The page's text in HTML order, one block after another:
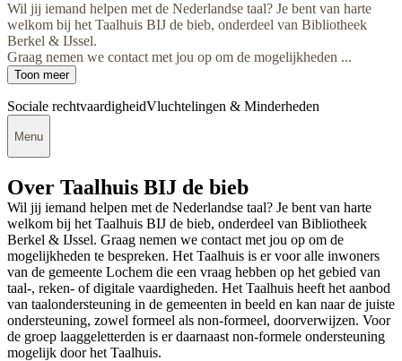
Wil jij iemand helpen met de Nederlandse taal? Je bent van harte
welkom bij het Taalhuis BIJ de bieb, onderdeel van Bibliotheek
Berkel & IJssel.
Graag nemen we contact met jou op om de mogelijkheden ...
Toon meer
Sociale rechtvaardigheidVluchtelingen & Minderheden
Menu
Over Taalhuis BIJ de bieb
Wil jij iemand helpen met de Nederlandse taal? Je bent van harte
welkom bij het Taalhuis BIJ de bieb, onderdeel van Bibliotheek
Berkel & IJssel. Graag nemen we contact met jou op om de
mogelijkheden te bespreken. Het Taalhuis is er voor alle inwoners
van de gemeente Lochem die een vraag hebben op het gebied van
taal-, reken- of digitale vaardigheden. Het Taalhuis heeft het aanbod
van taalondersteuning in de gemeenten in beeld en kan naar de juiste
ondersteuning, zowel formeel als non-formeel, doorverwijzen. Voor
de groep laaggeletterden is er daarnaast non-formele ondersteuning
mogelijk door het Taalhuis.